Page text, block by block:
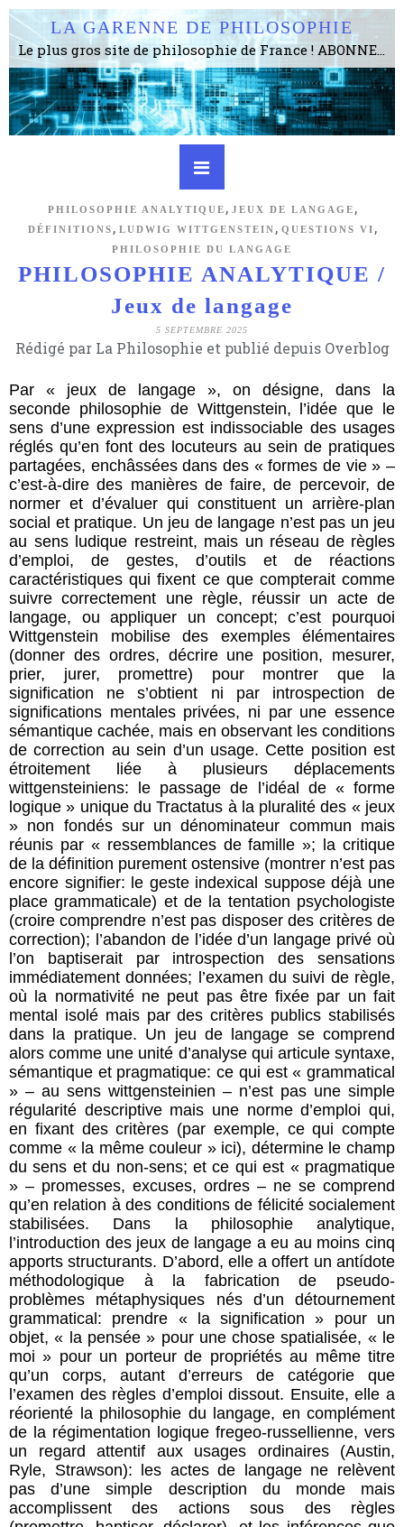
LA GARENNE DE PHILOSOPHIE
Le plus gros site de philosophie de France ! ABONNEZ-VOUS ! 4115 Articles, 1634 abonné·e·s, depuis 2006 . . . . . . . . 2 852 214 pages vues jusqu'à présent. Prestance et être apte à un plus grand nombre de choses.
PHILOSOPHIE ANALYTIQUE , JEUX DE LANGAGE ,
DÉFINITIONS , LUDWIG WITTGENSTEIN , QUESTIONS VI ,
PHILOSOPHIE DU LANGAGE
PHILOSOPHIE ANALYTIQUE /
Jeux de langage
5 SEPTEMBRE 2025
Rédigé par La Philosophie et publié depuis Overblog
Par « jeux de langage », on désigne, dans la
seconde philosophie de Wittgenstein, l’idée que le
sens d’une expression est indissociable des usages
réglés qu’en font des locuteurs au sein de pratiques
partagées, enchâssées dans des « formes de vie » –
c’est-à-dire des manières de faire, de percevoir, de
normer et d’évaluer qui constituent un arrière-plan
social et pratique. Un jeu de langage n’est pas un jeu
au sens ludique restreint, mais un réseau de règles
d’emploi, de gestes, d’outils et de réactions
caractéristiques qui fixent ce que compterait comme
suivre correctement une règle, réussir un acte de
langage, ou appliquer un concept; c’est pourquoi
Wittgenstein mobilise des exemples élémentaires
(donner des ordres, décrire une position, mesurer,
prier, jurer, promettre) pour montrer que la
signification ne s’obtient ni par introspection de
significations mentales privées, ni par une essence
sémantique cachée, mais en observant les conditions
de correction au sein d’un usage. Cette position est
étroitement liée à plusieurs déplacements
wittgensteiniens: le passage de l’idéal de « forme
logique » unique du Tractatus à la pluralité des « jeux
» non fondés sur un dénominateur commun mais
réunis par « ressemblances de famille »; la critique
de la définition purement ostensive (montrer n’est pas
encore signifier: le geste indexical suppose déjà une
place grammaticale) et de la tentation psychologiste
(croire comprendre n’est pas disposer des critères de
correction); l’abandon de l’idée d’un langage privé où
l’on baptiserait par introspection des sensations
immédiatement données; l’examen du suivi de règle,
où la normativité ne peut pas être fixée par un fait
mental isolé mais par des critères publics stabilisés
dans la pratique. Un jeu de langage se comprend
alors comme une unité d’analyse qui articule syntaxe,
sémantique et pragmatique: ce qui est « grammatical
» – au sens wittgensteinien – n’est pas une simple
régularité descriptive mais une norme d’emploi qui,
en fixant des critères (par exemple, ce qui compte
comme « la même couleur » ici), détermine le champ
du sens et du non-sens; et ce qui est « pragmatique
» – promesses, excuses, ordres – ne se comprend
qu’en relation à des conditions de félicité socialement
stabilisées. Dans la philosophie analytique,
l’introduction des jeux de langage a eu au moins cinq
apports structurants. D’abord, elle a offert un antídote
méthodologique à la fabrication de pseudo-
problèmes métaphysiques nés d’un détournement
grammatical: prendre « la signification » pour un
objet, « la pensée » pour une chose spatialisée, « le
moi » pour un porteur de propriétés au même titre
qu’un corps, autant d’erreurs de catégorie que
l’examen des règles d’emploi dissout. Ensuite, elle a
réorienté la philosophie du langage, en complément
de la régimentation logique fregeo-russellienne, vers
un regard attentif aux usages ordinaires (Austin,
Ryle, Strawson): les actes de langage ne relèvent
pas d’une simple description du monde mais
accomplissent des actions sous des règles